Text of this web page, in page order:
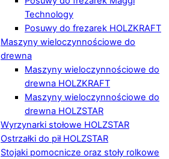
Technology
Posuwy do frezarek HOLZKRAFT
Maszyny wieloczynnościowe do
drewna
Maszyny wieloczynnościowe do
drewna HOLZKRAFT
Maszyny wieloczynnościowe do
drewna HOLZSTAR
Wyrzynarki stołowe HOLZSTAR
Ostrzałki do pił HOLZSTAR
Stojaki pomocnicze oraz stoły rolkowe